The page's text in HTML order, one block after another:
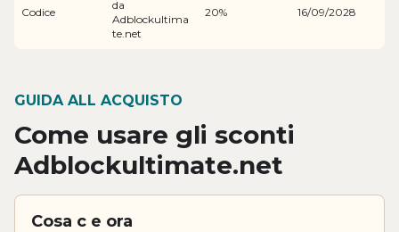
Codice
da
Adblockultima
te.net
20% 16/09/2028
GUIDA ALL ACQUISTO
Come usare gli sconti
Adblockultimate.net
Cosa c e ora